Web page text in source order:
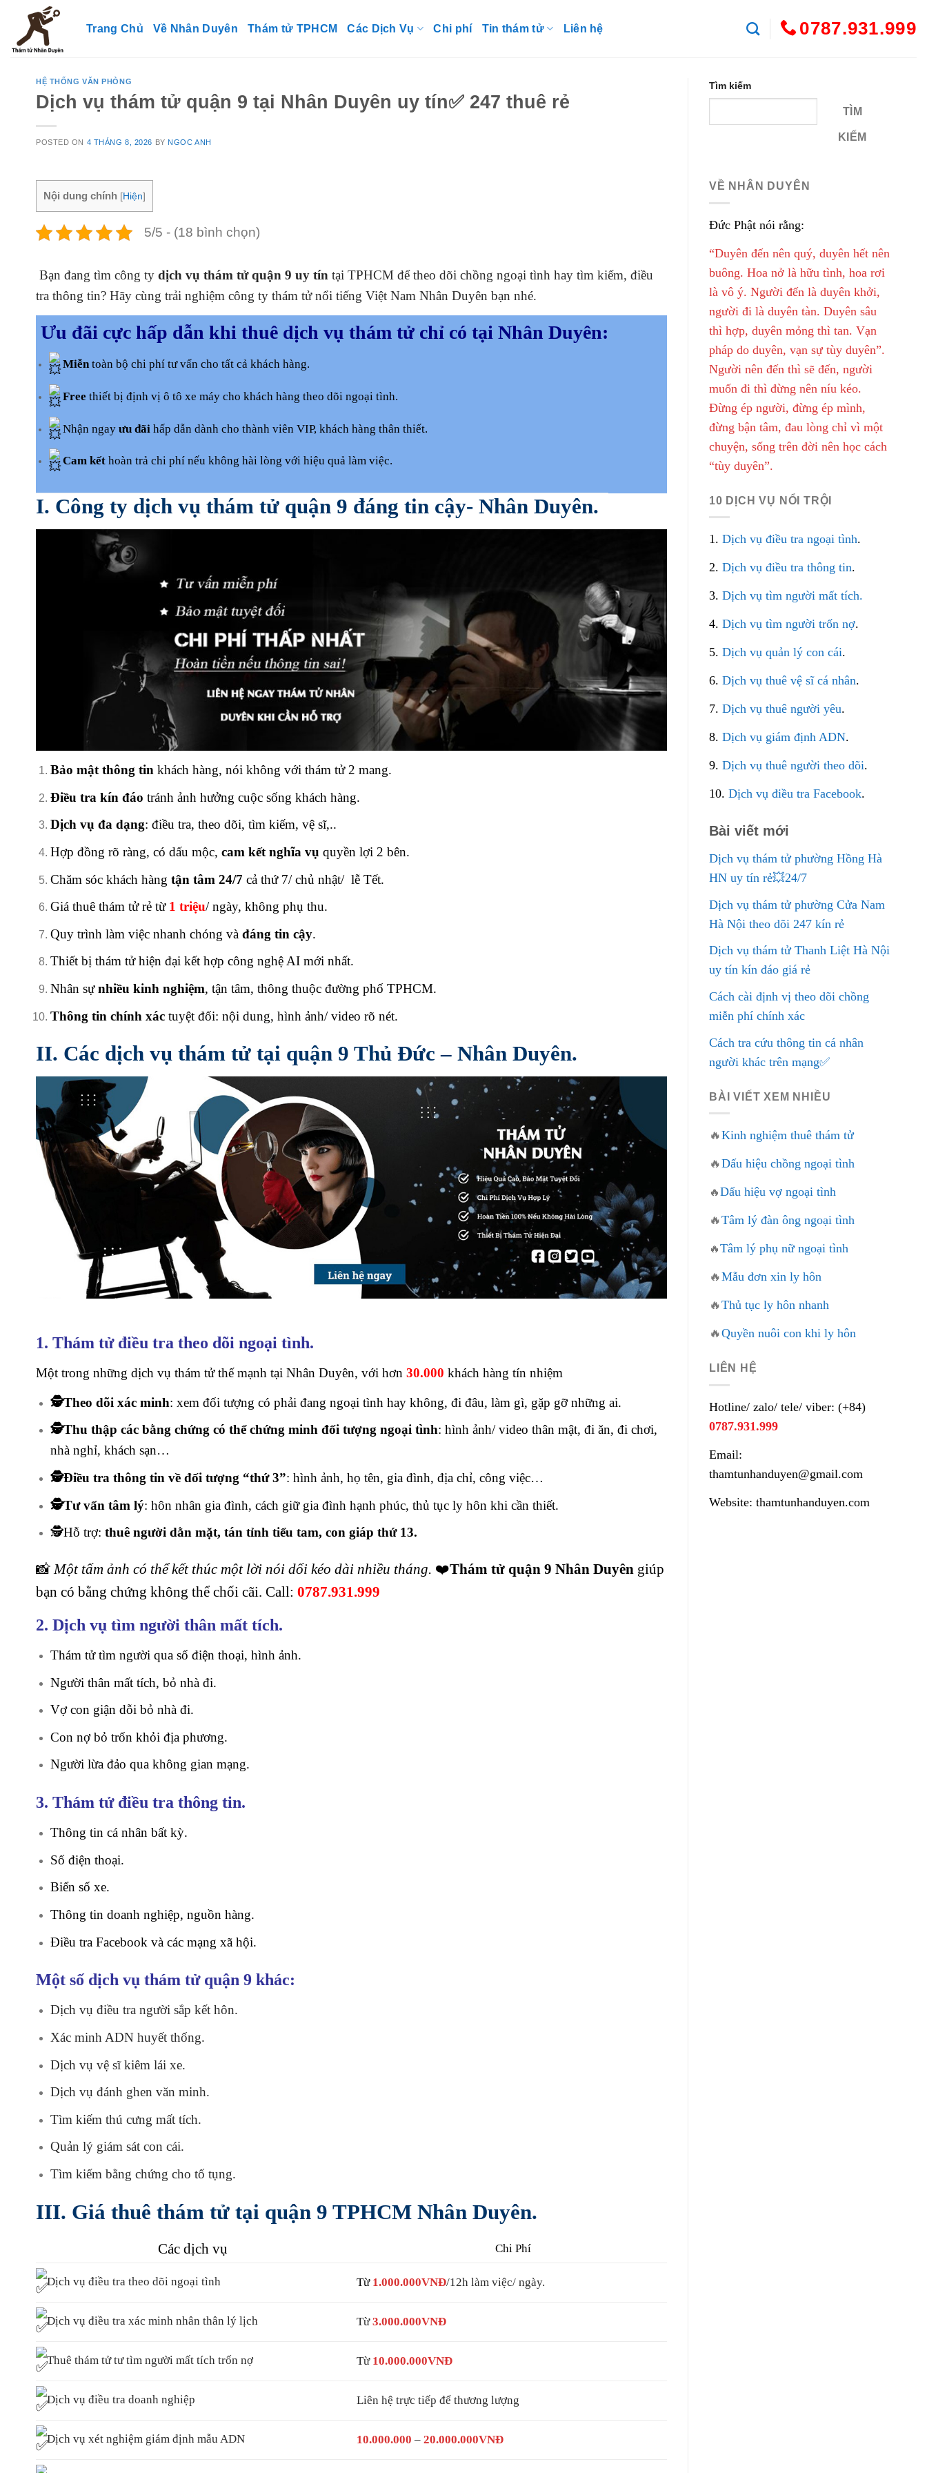
content
Trang Chủ Về Nhân Duyên Thám tử TPHCM Các Dịch Vụ Chi phí Tin thám tử Liên hệ 0787.931.999
HỆ THỐNG VĂN PHÒNG
Dịch vụ thám tử quận 9 tại Nhân Duyên uy tín✅ 247 thuê rẻ
POSTED ON 4 THÁNG 8, 2026 BY NGOC ANH
Nội dung chính [Hiện]
5/5 - (18 bình chọn)
Bạn đang tìm công ty dịch vụ thám tử quận 9 uy tín tại TPHCM để theo dõi chồng ngoại tình hay tìm kiếm, điều
tra thông tin? Hãy cùng trải nghiệm công ty thám tử nổi tiếng Việt Nam Nhân Duyên bạn nhé.
Ưu đãi cực hấp dẫn khi thuê dịch vụ thám tử chỉ có tại Nhân Duyên:
Miễntoàn bộ chi phí tư vấn cho tất cả khách hàng.
Free thiết bị định vị ô tô xe máy cho khách hàng theo dõi ngoại tình.
Nhận ngay ưu đãi hấp dẫn dành cho thành viên VIP, khách hàng thân thiết.
Cam kếthoàn trả chi phí nếu không hài lòng với hiệu quả làm việc.
I. Công ty dịch vụ thám tử quận 9 đáng tin cậy- Nhân Duyên.
Bảo mật thông tinkhách hàng, nói không với thám tử 2 mang.
Điều tra kín đáo tránh ảnh hưởng cuộc sống khách hàng.
Dịch vụ đa dạng: điều tra, theo dõi, tìm kiếm, vệ sĩ,..
Hợp đồng rõ ràng, có dấu mộc, cam kết nghĩa vụ quyền lợi 2 bên.
Chăm sóc khách hàng tận tâm 24/7 cả thứ 7/ chủ nhật/ lễ Tết.
Giá thuê thám tử rẻ từ 1 triệu/ ngày, không phụ thu.
Quy trình làm việc nhanh chóng và đáng tin cậy.
Thiết bị thám tử hiện đại kết hợp công nghệ AI mới nhất.
Nhân sựnhiều kinh nghiệm, tận tâm, thông thuộc đường phố TPHCM.
Thông tin chính xáctuyệt đối: nội dung, hình ảnh/ video rõ nét.
II. Các dịch vụ thám tử tại quận 9 Thủ Đức – Nhân Duyên.
1. Thám tử điều tra theo dõi ngoại tình.
Một trong những dịch vụ thám tử thế mạnh tại Nhân Duyên, với hơn 30.000 khách hàng tín nhiệm
🕵️Theo dõi xác minh: xem đối tượng có phải đang ngoại tình hay không, đi đâu, làm gì, gặp gỡ những ai.
🕵️Thu thập các bằng chứng có thể chứng minh đối tượng ngoại tình: hình ảnh/ video thân mật, đi ăn, đi chơi,
nhà nghỉ, khách sạn…
🕵️Điều tra thông tin về đối tượng “thứ 3”: hình ảnh, họ tên, gia đình, địa chỉ, công việc…
🕵️Tư vấn tâm lý: hôn nhân gia đình, cách giữ gia đình hạnh phúc, thủ tục ly hôn khi cần thiết.
🕵️Hỗ trợ: thuê người dằn mặt, tán tỉnh tiểu tam, con giáp thứ 13.
📸 Một tấm ảnh có thể kết thúc một lời nói dối kéo dài nhiều tháng. ❤️Thám tử quận 9 Nhân Duyên giúp
bạn có bằng chứng không thể chối cãi. Call: 0787.931.999
2. Dịch vụ tìm người thân mất tích.
Thám tử tìm người qua số điện thoại, hình ảnh.
Người thân mất tích, bỏ nhà đi.
Vợ con giận dỗi bỏ nhà đi.
Con nợ bỏ trốn khỏi địa phương.
Người lừa đảo qua không gian mạng.
3. Thám tử điều tra thông tin.
Thông tin cá nhân bất kỳ.
Số điện thoại.
Biển số xe.
Thông tin doanh nghiệp, nguồn hàng.
Điều tra Facebook và các mạng xã hội.
Một số dịch vụ thám tử quận 9 khác:
Dịch vụ điều tra người sắp kết hôn.
Xác minh ADN huyết thống.
Dịch vụ vệ sĩ kiêm lái xe.
Dịch vụ đánh ghen văn minh.
Tìm kiếm thú cưng mất tích.
Quản lý giám sát con cái.
Tìm kiếm bằng chứng cho tố tụng.
III. Giá thuê thám tử tại quận 9 TPHCM Nhân Duyên.
Các dịch vụ Chi Phí
Dịch vụ điều tra theo dõi ngoại tình Từ1.000.000VNĐ/12h làm việc/ ngày.
Dịch vụ điều tra xác minh nhân thân lý lịch Từ3.000.000VNĐ
Thuê thám tử tư tìm người mất tích trốn nợ Từ 10.000.000VNĐ
Dịch vụ điều tra doanh nghiệp Liên hệ trực tiếp để thương lượng
Dịch vụ xét nghiệm giám định mẫu ADN 10.000.000 –20.000.000VNĐ
Tìm kiếm
TÌM
KIẾM
VỀ NHÂN DUYÊN
Đức Phật nói rằng:
“Duyên đến nên quý, duyên hết nên
buông. Hoa nở là hữu tình, hoa rơi
là vô ý. Người đến là duyên khởi,
người đi là duyên tàn. Duyên sâu
thì hợp, duyên mỏng thì tan. Vạn
pháp do duyên, vạn sự tùy duyên”.
Người nên đến thì sẽ đến, người
muốn đi thì đừng nên níu kéo.
Đừng ép người, đừng ép mình,
đừng bận tâm, đau lòng chỉ vì một
chuyện, sống trên đời nên học cách
“tùy duyên”.
10 DỊCH VỤ NỔI TRỘI
1. Dịch vụ điều tra ngoại tình.
2. Dịch vụ điều tra thông tin.
3. Dịch vụ tìm người mất tích.
4. Dịch vụ tìm người trốn nợ.
5. Dịch vụ quản lý con cái.
6. Dịch vụ thuê vệ sĩ cá nhân.
7. Dịch vụ thuê người yêu.
8. Dịch vụ giám định ADN.
9. Dịch vụ thuê người theo dõi.
10. Dịch vụ điều tra Facebook.
Bài viết mới
Dịch vụ thám tử phường Hồng Hà
HN uy tín rẻ💥24/7
Dịch vụ thám tử phường Cửa Nam
Hà Nội theo dõi 247 kín rẻ
Dịch vụ thám tử Thanh Liệt Hà Nội
uy tín kín đáo giá rẻ
Cách cài định vị theo dõi chồng
miễn phí chính xác
Cách tra cứu thông tin cá nhân
người khác trên mạng✅
BÀI VIẾT XEM NHIỀU
🔥Kinh nghiệm thuê thám tử
🔥Dấu hiệu chồng ngoại tình
🔥Dấu hiệu vợ ngoại tình
🔥Tâm lý đàn ông ngoại tình
🔥Tâm lý phụ nữ ngoại tình
🔥Mẫu đơn xin ly hôn
🔥Thủ tục ly hôn nhanh
🔥Quyền nuôi con khi ly hôn
LIÊN HỆ
Hotline/ zalo/ tele/ viber: (+84)
0787.931.999
Email:
thamtunhanduyen@gmail.com
Website: thamtunhanduyen.com